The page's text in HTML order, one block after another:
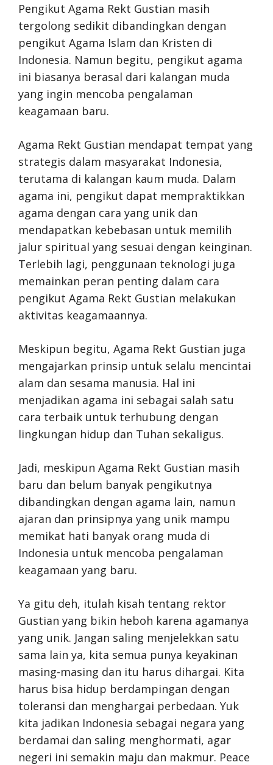
Pengikut Agama Rekt Gustian masih
tergolong sedikit dibandingkan dengan
pengikut Agama Islam dan Kristen di
Indonesia. Namun begitu, pengikut agama
ini biasanya berasal dari kalangan muda
yang ingin mencoba pengalaman
keagamaan baru.
Agama Rekt Gustian mendapat tempat yang
strategis dalam masyarakat Indonesia,
terutama di kalangan kaum muda. Dalam
agama ini, pengikut dapat mempraktikkan
agama dengan cara yang unik dan
mendapatkan kebebasan untuk memilih
jalur spiritual yang sesuai dengan keinginan.
Terlebih lagi, penggunaan teknologi juga
memainkan peran penting dalam cara
pengikut Agama Rekt Gustian melakukan
aktivitas keagamaannya.
Meskipun begitu, Agama Rekt Gustian juga
mengajarkan prinsip untuk selalu mencintai
alam dan sesama manusia. Hal ini
menjadikan agama ini sebagai salah satu
cara terbaik untuk terhubung dengan
lingkungan hidup dan Tuhan sekaligus.
Jadi, meskipun Agama Rekt Gustian masih
baru dan belum banyak pengikutnya
dibandingkan dengan agama lain, namun
ajaran dan prinsipnya yang unik mampu
memikat hati banyak orang muda di
Indonesia untuk mencoba pengalaman
keagamaan yang baru.
Ya gitu deh, itulah kisah tentang rektor
Gustian yang bikin heboh karena agamanya
yang unik. Jangan saling menjelekkan satu
sama lain ya, kita semua punya keyakinan
masing-masing dan itu harus dihargai. Kita
harus bisa hidup berdampingan dengan
toleransi dan menghargai perbedaan. Yuk
kita jadikan Indonesia sebagai negara yang
berdamai dan saling menghormati, agar
negeri ini semakin maju dan makmur. Peace